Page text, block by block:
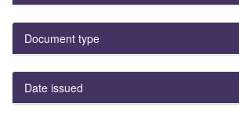
Document type
Date issued